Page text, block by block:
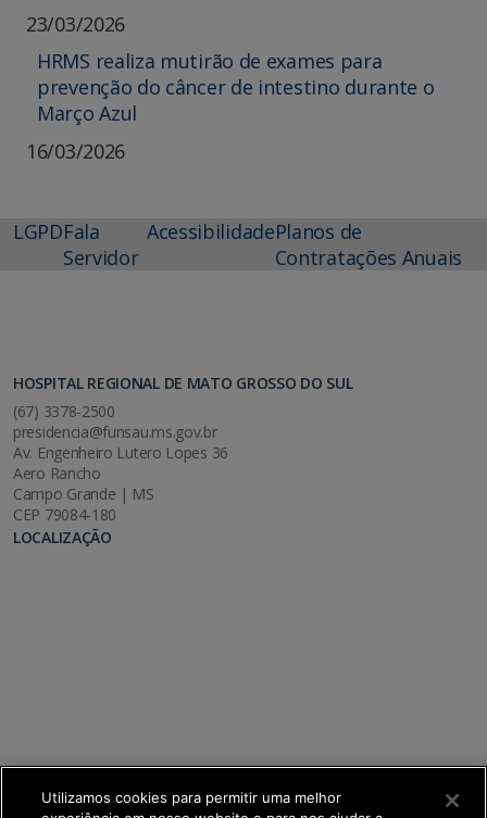
23/03/2026
HRMS realiza mutirão de exames para
prevenção do câncer de intestino durante o
Março Azul
16/03/2026
LGPDFala
Servidor
AcessibilidadePlanos de
Contratações Anuais
HOSPITAL REGIONAL DE MATO GROSSO DO SUL
(67) 3378-2500
presidencia@funsau.ms.gov.br
Av. Engenheiro Lutero Lopes 36
Aero Rancho
Campo Grande | MS
CEP 79084-180
LOCALIZAÇÃO
Utilizamos cookies para permitir uma melhor